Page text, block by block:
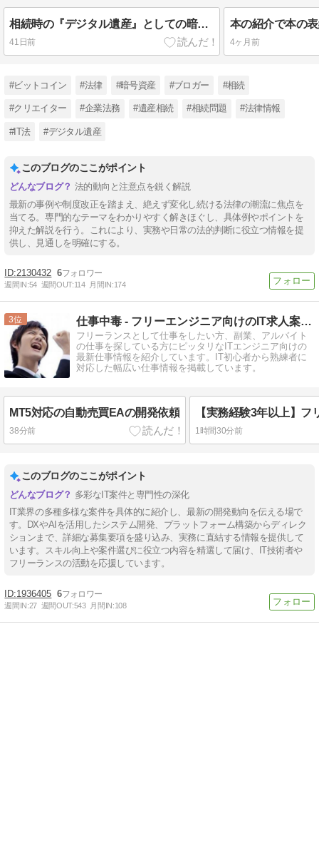
相続時の『デジタル遺産』としての暗号資産（仮想通貨）の探知
41日前 4ヶ月前
#ビットコイン #法律 #暗号資産 #ブロガー #相続
#クリエイター #企業法務 #遺産相続 #相続問題 #法律情報
#IT法 #デジタル遺産
このブログのここがポイント
法的動向と注意点を鋭く解説
最新の事例や制度改正を踏まえ、絶えず変化し続ける法律の潮流に焦点を
当てる。専門的なテーマをわかりやすく解きほぐし、具体例やポイントを
抑えた解説を行う。これにより、実務や日常の法的判断に役立つ情報を提
供し、見通しを明確にする。
2130432 6
週間IN:54 週間OUT:114 月間IN:174
3 仕事中毒 - フリーエンジニア向けのIT求人案件を掲載中 -
フリーランスとして仕事をしたい方、副業、アルバイト
の仕事を探している方にピッタリなITエンジニア向けの
最新仕事情報を紹介しています。IT初心者から熟練者に
対応した幅広い仕事情報を掲載しています。
MT5対応の自動売買EAの開発依頼
38分前 1時間30分前
このブログのここがポイント
多彩なIT案件と専門性の深化
IT業界の多種多様な案件を具体的に紹介し、最新の開発動向を伝える場で
す。DXやAIを活用したシステム開発、プラットフォーム構築からディレク
ションまで、詳細な募集要項を盛り込み、実務に直結する情報を提供して
います。スキル向上や案件選びに役立つ内容を精選して届け、IT技術者や
フリーランスの活動を応援しています。
1936405 6
週間IN:27 週間OUT:543 月間IN:108